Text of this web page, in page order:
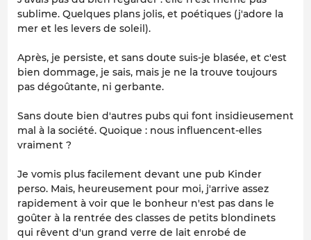
sublime. Quelques plans jolis, et poétiques (j'adore la
mer et les levers de soleil).
Après, je persiste, et sans doute suis-je blasée, et c'est
bien dommage, je sais, mais je ne la trouve toujours
pas dégoûtante, ni gerbante.
Sans doute bien d'autres pubs qui font insidieusement
mal à la société. Quoique : nous influencent-elles
vraiment ?
Je vomis plus facilement devant une pub Kinder
perso. Mais, heureusement pour moi, j'arrive assez
rapidement à voir que le bonheur n'est pas dans le
goûter à la rentrée des classes de petits blondinets
qui rêvent d'un grand verre de lait enrobé de